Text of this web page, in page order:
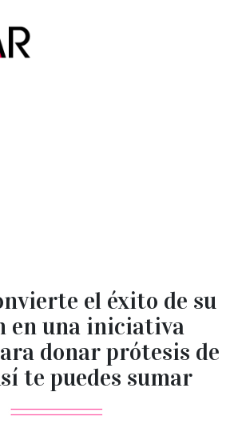
el éxito de su
en una iniciativa
donar prótesis de
te puedes sumar